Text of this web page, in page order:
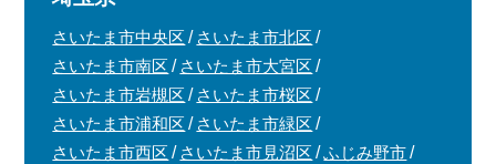
さいたま市中央区
さいたま市北区
さいたま市南区
さいたま市大宮区
さいたま市岩槻区
さいたま市桜区
さいたま市浦和区
さいたま市緑区
さいたま市西区
さいたま市見沼区
ふじみ野市